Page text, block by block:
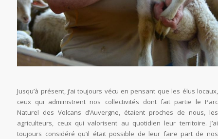
Jusqu’à présent, j’ai toujours vécu en pensant que les élus locaux,
ceux qui administrent nos collectivités dont fait partie le Parc
Naturel des Volcans d’Auvergne, étaient proches de nous, les
agriculteurs, ceux qui valorisent au quotidien leur territoire. J’ai
toujours considéré qu’il était possible de leur faire part de nos